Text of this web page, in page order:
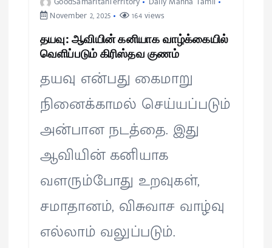
November 2, 2025
164 views
தயவு: ஆவியின் கனியாக வாழ்க்கையில்
வெளிப்படும் கிரிஸ்தவ குணம்
தயவு என்பது கைமாறு
நினைக்காமல் செய்யப்படும்
அன்பான நடத்தை. இது
ஆவியின் கனியாக
வளரும்போது உறவுகள்,
சமாதானம், விசுவாச வாழ்வு
எல்லாம் வலுப்படும்.